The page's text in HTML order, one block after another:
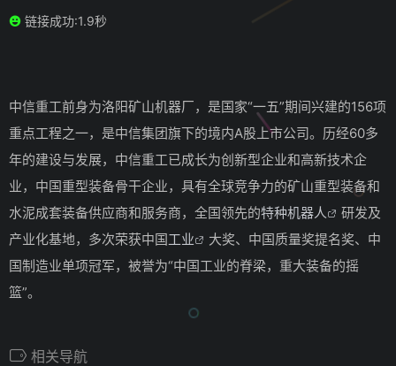
链接成功:1.9秒
中信重工前身为洛阳矿山机器厂，是国家“一五”期间兴建的156项
重点工程之一，是中信集团旗下的境内A股上市公司。历经60多
年的建设与发展，中信重工已成长为创新型企业和高新技术企
业，中国重型装备骨干企业，具有全球竞争力的矿山重型装备和
水泥成套装备供应商和服务商，全国领先的特种机器人
研发及
产业化基地，多次荣获中国工业
大奖、中国质量奖提名奖、中
国制造业单项冠军，被誉为“中国工业的脊梁，重大装备的摇
篮”。
相关导航